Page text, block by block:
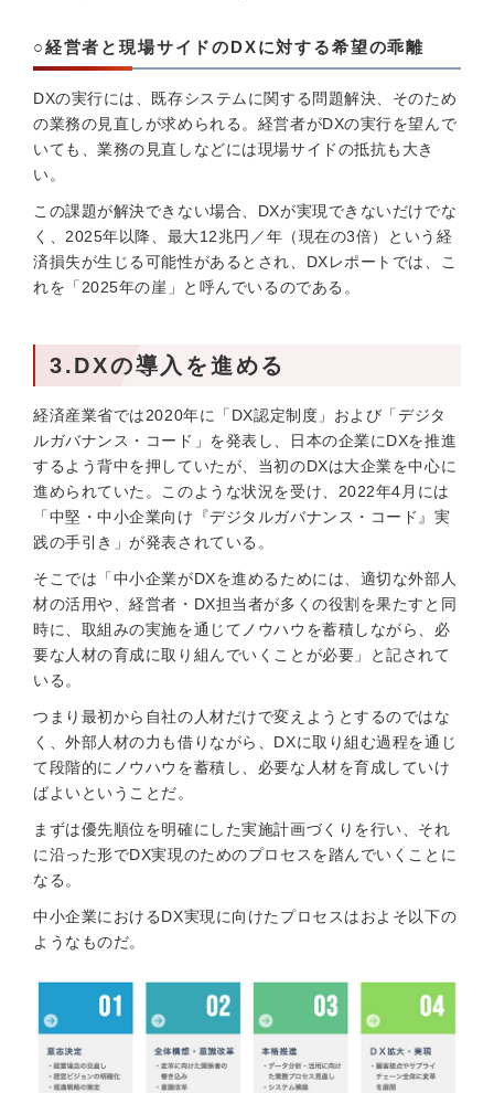
○経営者と現場サイドのDXに対する希望の乖離
DXの実行には、既存システムに関する問題解決、そのため
の業務の見直しが求められる。経営者がDXの実行を望んで
いても、業務の見直しなどには現場サイドの抵抗も大き
い。
この課題が解決できない場合、DXが実現できないだけでな
く、2025年以降、最大12兆円／年（現在の3倍）という経
済損失が生じる可能性があるとされ、DXレポートでは、こ
れを「2025年の崖」と呼んでいるのである。
3.DXの導入を進める
経済産業省では2020年に「DX認定制度」および「デジタ
ルガバナンス・コード」を発表し、日本の企業にDXを推進
するよう背中を押していたが、当初のDXは大企業を中心に
進められていた。このような状況を受け、2022年4月には
「中堅・中小企業向け『デジタルガバナンス・コード』実
践の手引き」が発表されている。
そこでは「中小企業がDXを進めるためには、適切な外部人
材の活用や、経営者・DX担当者が多くの役割を果たすと同
時に、取組みの実施を通じてノウハウを蓄積しながら、必
要な人材の育成に取り組んでいくことが必要」と記されて
いる。
つまり最初から自社の人材だけで変えようとするのではな
く、外部人材の力も借りながら、DXに取り組む過程を通じ
て段階的にノウハウを蓄積し、必要な人材を育成していけ
ばよいということだ。
まずは優先順位を明確にした実施計画づくりを行い、それ
に沿った形でDX実現のためのプロセスを踏んでいくことに
なる。
中小企業におけるDX実現に向けたプロセスはおよそ以下の
ようなものだ。